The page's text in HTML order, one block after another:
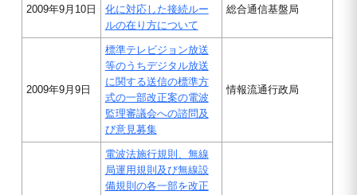
2009年9月10日
化に対応した接続ルー
ルの在り方について
総合通信基盤局
2009年9月9日
標準テレビジョン放送
等のうちデジタル放送
に関する送信の標準方
式の一部改正案の電波
監理審議会への諮問及
び意見募集
情報流通行政局
電波法施行規則、無線
局運用規則及び無線設
備規則の各一部を改正